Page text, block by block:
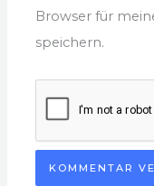
Browser für
speichern.